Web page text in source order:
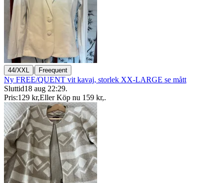
44/XXL | Freequent
Ny FREE/QUENT vit kavaj, storlek XX-LARGE se mått
Sluttid18 aug 22:29.
Pris:129 kr,Eller Köp nu 159 kr,.